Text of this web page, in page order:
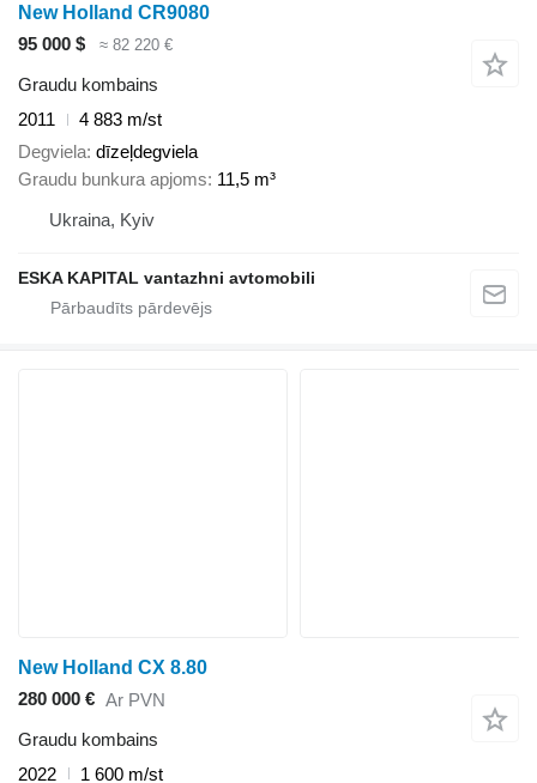
New Holland CR9080
95 000 $
≈ 82 220 €
Graudu kombains
2011
4 883 m/st
Degviela dīzeļdegviela
Graudu bunkura apjoms 11,5 m³
Ukraina, Kyiv
ESKA KAPITAL vantazhni avtomobili
New Holland CX 8.80
280 000 € Ar PVN
Graudu kombains
2022
1 600 m/st